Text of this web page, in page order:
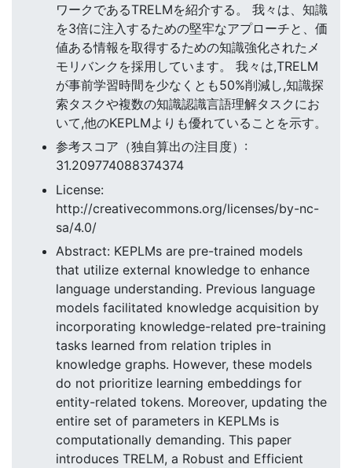
ワークであるTRELMを紹介する。 我々は、知識
を3倍に注入するための堅牢なアプローチと、価
値ある情報を取得するための知識強化されたメ
モリバンクを採用しています。 我々は,TRELM
が事前学習時間を少なくとも50%削減し,知識探
索タスクや複数の知識認識言語理解タスクにお
いて,他のKEPLMよりも優れていることを示す。
参考スコア（独自算出の注目度）:
31.209774088374374
License:
http://creativecommons.org/licenses/by-nc-
sa/4.0/
Abstract: KEPLMs are pre-trained models
that utilize external knowledge to enhance
language understanding. Previous language
models facilitated knowledge acquisition by
incorporating knowledge-related pre-training
tasks learned from relation triples in
knowledge graphs. However, these models
do not prioritize learning embeddings for
entity-related tokens. Moreover, updating the
entire set of parameters in KEPLMs is
computationally demanding. This paper
introduces TRELM, a Robust and Efficient